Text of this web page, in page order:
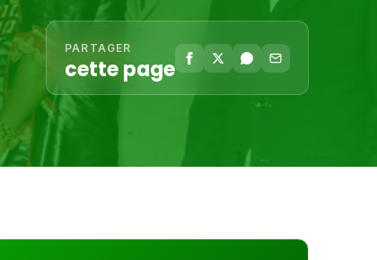
PARTAGER
cette page